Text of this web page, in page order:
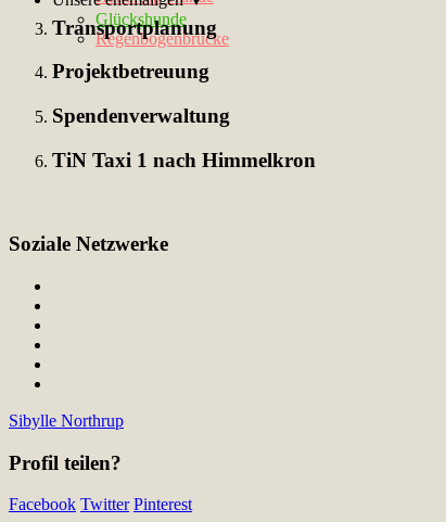
Glückshunde
Regenbogenbrücke
Transportplanung
Projektbetreuung
Spendenverwaltung
TiN Taxi 1 nach Himmelkron
Soziale Netzwerke
Sibylle Northrup
Profil teilen?
Facebook Twitter Pinterest